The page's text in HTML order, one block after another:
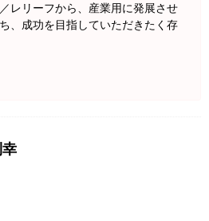
レリーフから、産業用に発展させ
、成功を目指していただきたく存